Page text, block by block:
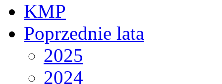
KMP
Poprzednie lata
2025
2024